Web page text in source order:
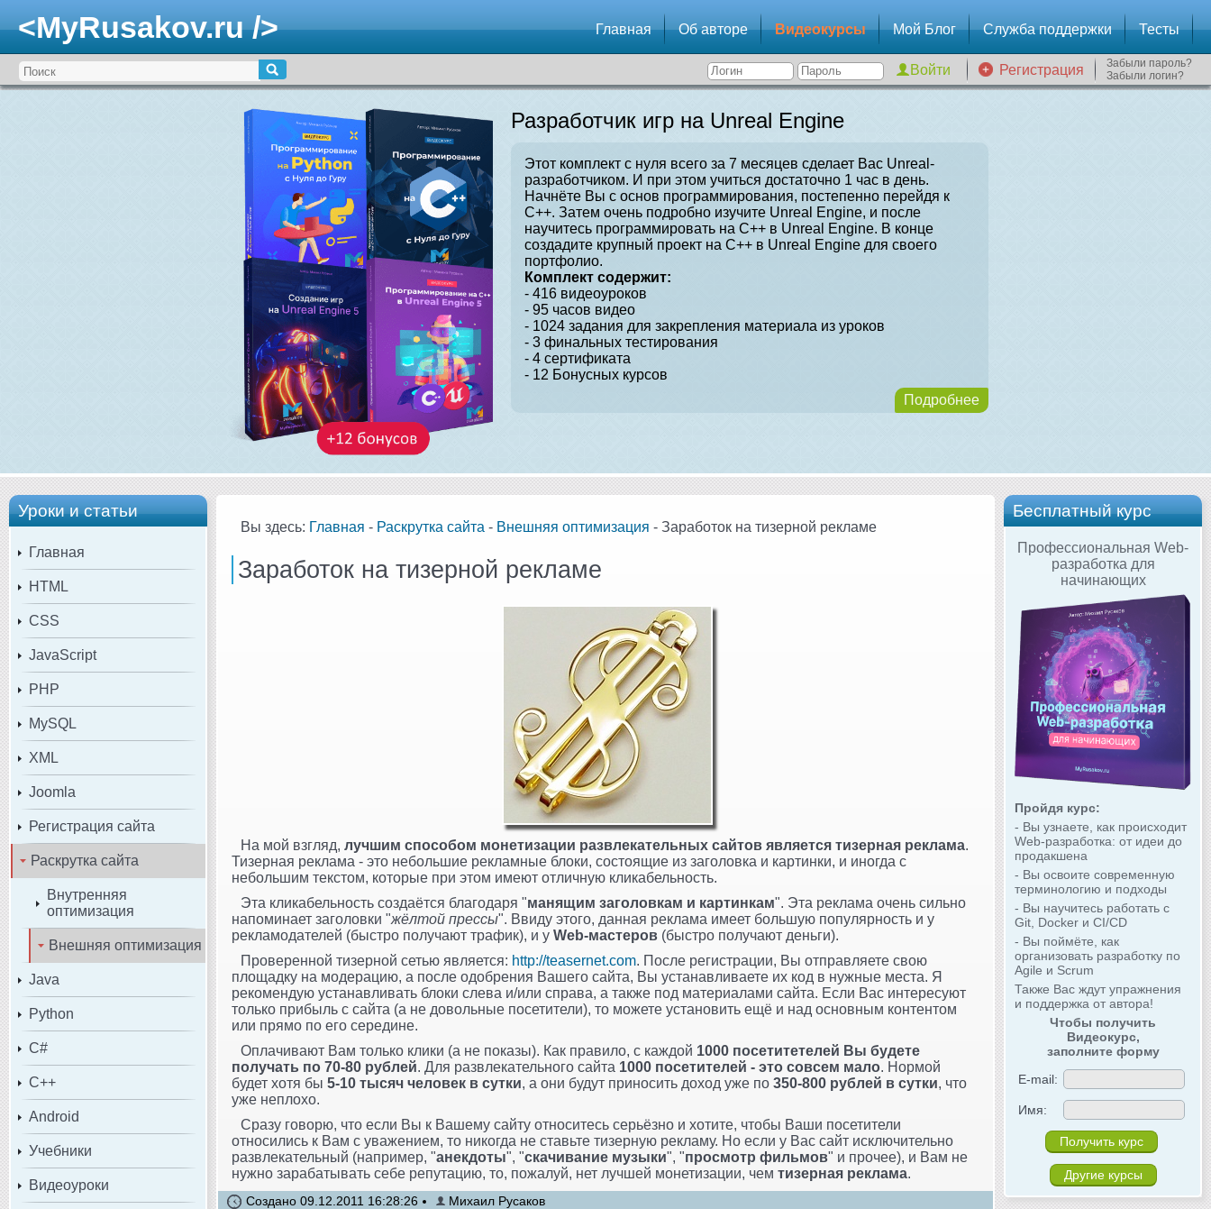
<MyRusakov.ru /> Главная Об авторе Видеокурсы Мой Блог Служба поддержки Тесты
Регистрация
Забыли пароль?
Забыли логин?
Разработчик игр на Unreal Engine
Этот комплект с нуля всего за 7 месяцев сделает Вас Unreal-
разработчиком. И при этом учиться достаточно 1 час в день.
Начнёте Вы с основ программирования, постепенно перейдя к
C++. Затем очень подробно изучите Unreal Engine, и после
научитесь программировать на C++ в Unreal Engine. В конце
создадите крупный проект на C++ в Unreal Engine для своего
портфолио.
Комплект содержит:
- 416 видеоуроков
- 95 часов видео
- 1024 задания для закрепления материала из уроков
- 3 финальных тестирования
- 4 сертификата
- 12 Бонусных курсов
Подробнее
Уроки и статьи
Главная
HTML
CSS
JavaScript
PHP
MySQL
XML
Joomla
Регистрация сайта
Раскрутка сайта
Внутренняя
оптимизация
Внешняя оптимизация
Java
Python
C#
C++
Android
Учебники
Видеоуроки
Бесплатный курс
Профессиональная Web-
разработка для
начинающих
Пройдя курс:
- Вы узнаете, как происходит
Web-разработка: от идеи до
продакшена
- Вы освоите современную
терминологию и подходы
- Вы научитесь работать с
Git, Docker и CI/CD
- Вы поймёте, как
организовать разработку по
Agile и Scrum
Также Вас ждут упражнения
и поддержка от автора!
Чтобы получить
Видеокурс,
заполните форму
E-mail:
Имя:
Другие курсы
Вы здесь: Главная - Раскрутка сайта - Внешняя оптимизация - Заработок на тизерной рекламе
Заработок на тизерной рекламе
На мой взгляд, лучшим способом монетизации развлекательных сайтов является тизерная реклама.
Тизерная реклама - это небольшие рекламные блоки, состоящие из заголовка и картинки, и иногда с
небольшим текстом, которые при этом имеют отличную кликабельность.
Эта кликабельность создаётся благодаря "манящим заголовкам и картинкам". Эта реклама очень сильно
напоминает заголовки "жёлтой прессы". Ввиду этого, данная реклама имеет большую популярность и у
рекламодателей (быстро получают трафик), и у Web-мастеров (быстро получают деньги).
Проверенной тизерной сетью является: http://teasernet.com. После регистрации, Вы отправляете свою
площадку на модерацию, а после одобрения Вашего сайта, Вы устанавливаете их код в нужные места. Я
рекомендую устанавливать блоки слева и/или справа, а также под материалами сайта. Если Вас интересуют
только прибыль с сайта (а не довольные посетители), то можете установить ещё и над основным контентом
или прямо по его середине.
Оплачивают Вам только клики (а не показы). Как правило, с каждой 1000 посетитетелей Вы будете
получать по 70-80 рублей. Для развлекательного сайта 1000 посетителей - это совсем мало. Нормой
будет хотя бы 5-10 тысяч человек в сутки, а они будут приносить доход уже по 350-800 рублей в сутки, что
уже неплохо.
Сразу говорю, что если Вы к Вашему сайту относитесь серьёзно и хотите, чтобы Ваши посетители
относились к Вам с уважением, то никогда не ставьте тизерную рекламу. Но если у Вас сайт исключительно
развлекательный (например, "анекдоты", "скачивание музыки", "просмотр фильмов" и прочее), и Вам не
нужно зарабатывать себе репутацию, то, пожалуй, нет лучшей монетизации, чем тизерная реклама.
Создано 09.12.2011 16:28:26 Михаил Русаков